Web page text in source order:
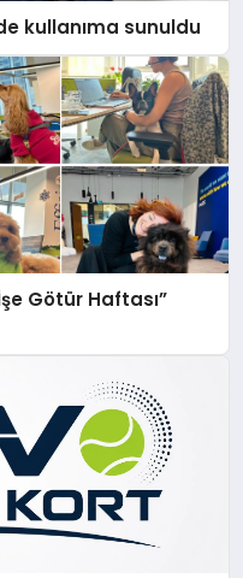
kullanıma sunuldu
Götür Haftası”